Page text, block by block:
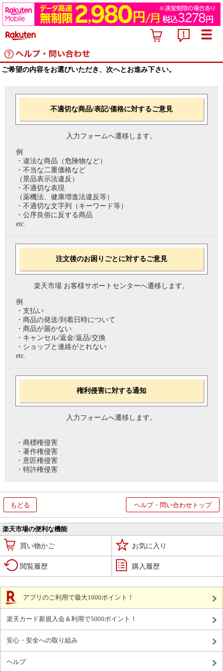
ご希望の内容をお選びいただき、次へとお進み下さい。
不適切な商品/表記/価格に対するご意見
入力フォームへ遷移します。
例
・違法な商品（危険物など）
・不当な二重価格など
（景品表示法違反）
・不適切な表現
（薬機法、健康増進法違反等）
・不適切な文字列（キーワード等）
・公序良俗に反する商品
etc.
注文後のお困りごとに対するご意見
楽天市場 お客様サポートセンターへ遷移します。
例
・支払い
・商品の発送/到着日時について
・商品が届かない
・キャンセル/返金/返品/交換
・ショップと連絡がとれない
etc.
権利侵害に対する通知
入力フォームへ遷移します。
・商標権侵害
・著作権侵害
・意匠権侵害
・特許権侵害
もどる ヘルプ・問い合わせトップ
楽天市場の便利な機能
買い物かご お気に入り
閲覧履歴 購入履歴
アプリのご利用で最大1000ポイント！
楽天カード新規入会＆利用で5000ポイント！
安心・安全への取り組み
ヘルプ